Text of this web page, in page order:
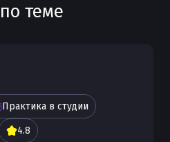
теме
Практика в студии
4.8